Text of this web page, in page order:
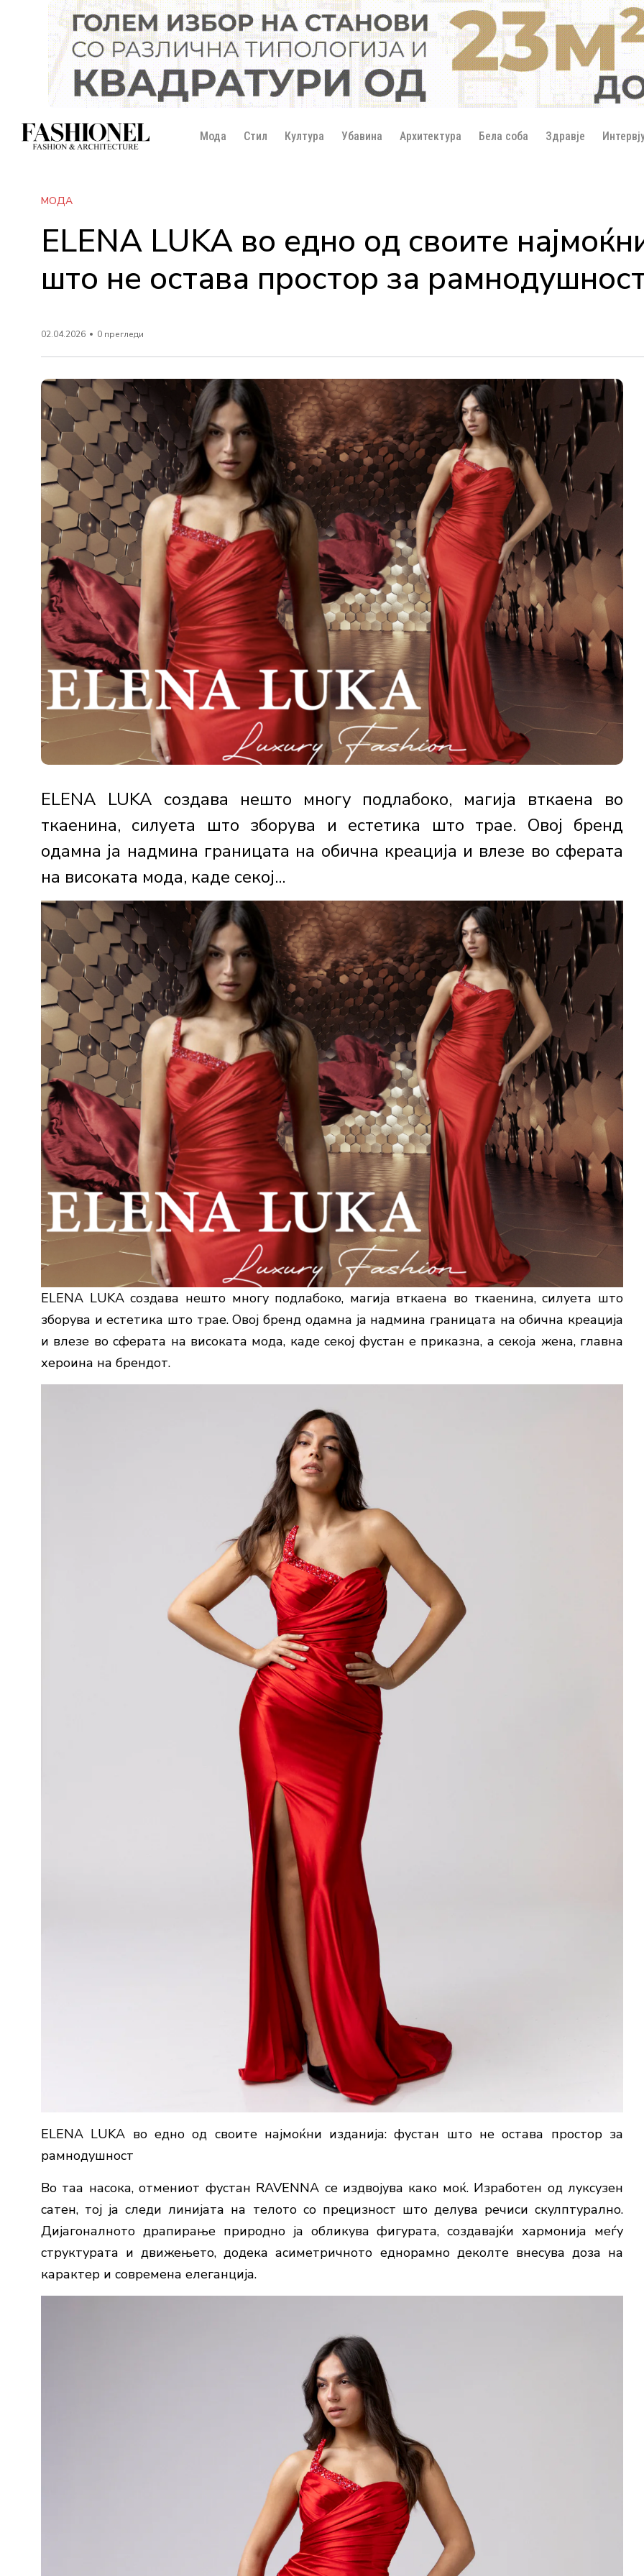
Мода Стил Култура Убавина Архитектура Бела соба Здравје
МОДА
ELENA LUKA во едно од своите
што не остава простор за
02.04.2026 0 прегледи
ELENA LUKA создава нешто многу подлабоко, магија вткаена во
ткаенина, силуета што зборува и естетика што трае. Овој бренд
одамна ја надмина границата на обична креација и влезе во сферата
на високата мода, каде секој...
ELENA LUKA создава нешто многу подлабоко, магија вткаена во ткаенина, силуета што
зборува и естетика што трае. Овој бренд одамна ја надмина границата на обична креација
и влезе во сферата на високата мода, каде секој фустан е приказна, а секоја жена, главна
хероина на брендот.
ELENA LUKA во едно од своите најмоќни изданија: фустан што не остава простор за
рамнодушност
Во таа насока, отмениот фустан RAVENNA се издвојува како моќ. Изработен од луксузен
сатен, тој ја следи линијата на телото со прецизност што делува речиси скулптурално.
Дијагоналното драпирање природно ја обликува фигурата, создавајќи хармонија меѓу
структурата и движењето, додека асиметричното еднорамно деколте внесува доза на
карактер и современа елеганција.